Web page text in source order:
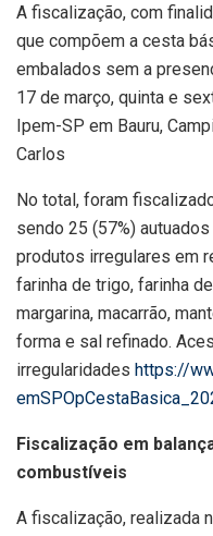
A fiscalização, com
que compõem a cesta
embalados sem a
17 de março, quinta e
Ipem-SP em Bauru,
Carlos
No total, foram
sendo 25 (57%)
produtos irregulares em
farinha de trigo, farinha
margarina, macarrão,
forma e sal refinado.
irregularidades https://
Fiscalização em
combustíveis
A fiscalização, realizada